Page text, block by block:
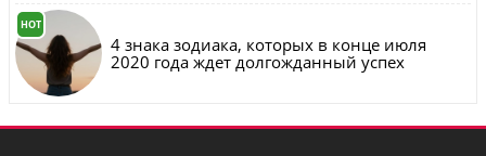
HOT
4 знака зодиака, которых в конце июля
2020 года ждет долгожданный успех